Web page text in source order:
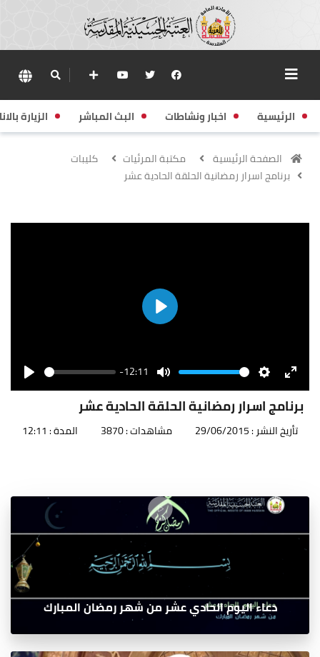
الرئيسية اخبار ونشاطات البث المباشر الزيارة
الصفحة الرئيسية مكتبة المرئيات
كليبات
برنامج اسرار رمضانية الحلقة الحادية عشر
Play
Play
Seek -12:11
Mute
Volume
SettingsEnter
برنامج اسرار رمضانية الحلقة الحادية عشر
تأريخ النشر : 29/06/2015 مشاهدات : 3870 المدة : 12:11
دعاء اليوم الحادي عشر من شهر رمضان المبارك